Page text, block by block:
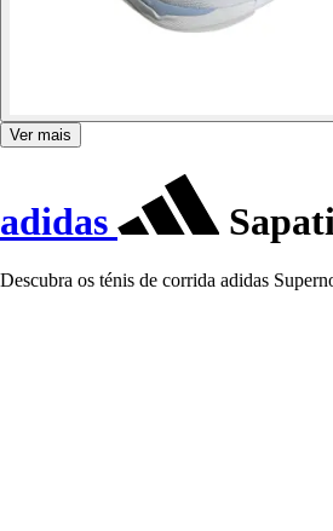
Ver mais
adidas
Descubra os ténis de corrida adidas